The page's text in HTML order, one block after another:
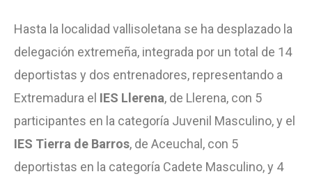
Hasta la localidad vallisoletana se ha desplazado la
delegación extremeña, integrada por un total de 14
deportistas y dos entrenadores, representando a
Extremadura el IES Llerena, de Llerena, con 5
participantes en la categoría Juvenil Masculino, y el
IES Tierra de Barros, de Aceuchal, con 5
deportistas en la categoría Cadete Masculino, y 4